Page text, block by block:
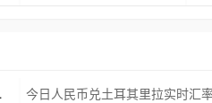
月21日